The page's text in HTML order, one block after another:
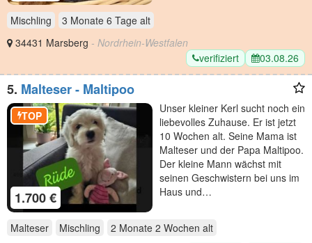
Mischling 3 Monate 6 Tage alt
34431 Marsberg - Nordrhein-Westfalen
verifiziert
03.08.26
5. Malteser - Maltipoo
1.700 €
TOP
Unser kleiner Kerl sucht noch ein
liebevolles Zuhause. Er ist jetzt
10 Wochen alt. Seine Mama ist
Malteser und der Papa Maltipoo.
Der kleine Mann wächst mit
seinen Geschwistern bei uns im
Haus und…
Malteser Mischling 2 Monate 2 Wochen alt